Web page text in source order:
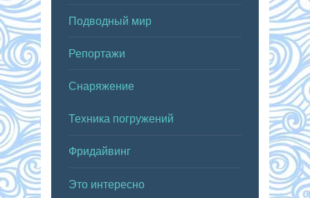
Подводный мир
Репортажи
Снаряжение
Техника погружений
Фридайвинг
Это интересно